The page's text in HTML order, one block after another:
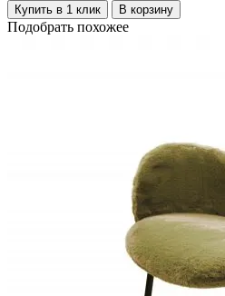
Купить в 1 клик В корзину
Подобрать похожее